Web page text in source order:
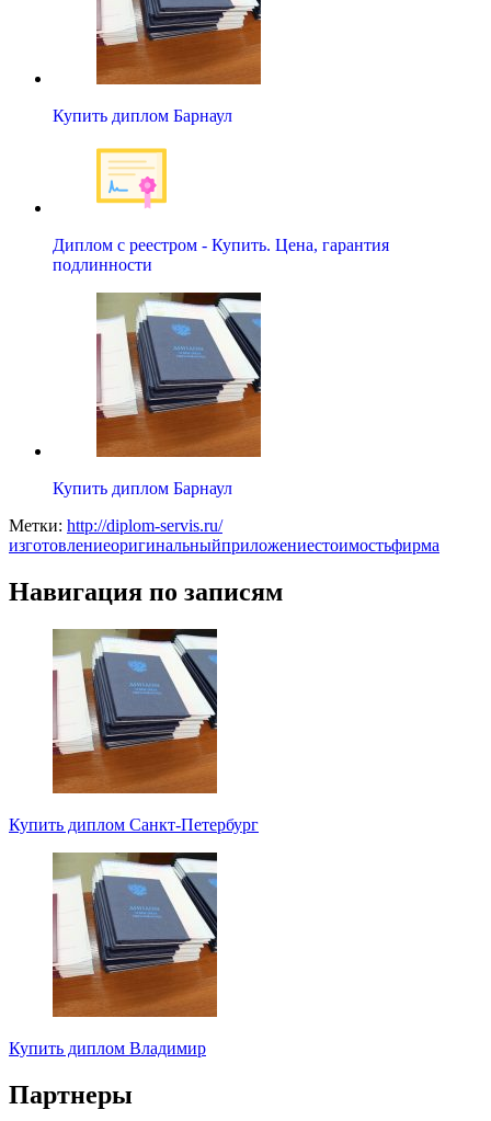
Купить диплом Барнаул
Диплом с реестром - Купить. Цена, гарантия
подлинности
Купить диплом Барнаул
Метки: http://diplom-servis.ru/
изготовлениеоригинальныйприложениестоимостьфирма
Навигация по записям
Купить диплом Санкт-Петербург
Купить диплом Владимир
Партнеры